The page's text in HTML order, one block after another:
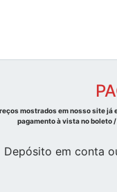
mostrados em nosso site já
pagamento
Depósito em conta